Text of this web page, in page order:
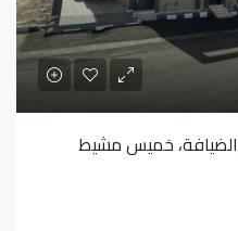
خميس مشيط